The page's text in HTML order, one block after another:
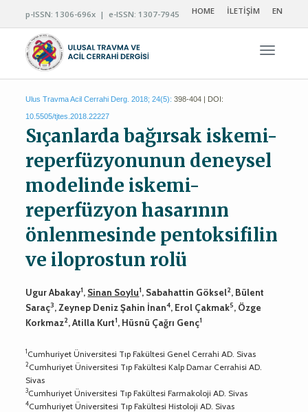
p-ISSN: 1306-696x | e-ISSN: 1307-7945 HOME İLETİŞİM EN
Ulus Travma Acil Cerrahi Derg. 2018; 24(5): 398-404 | DOI:
10.5505/tjtes.2018.22227
Sıçanlarda bağırsak iskemi-
reperfüzyonunun deneysel
modelinde iskemi-
reperfüzyon hasarının
önlenmesinde pentoksifilin
ve iloprostun rolü
Ugur Abakay1, Sinan Soylu1, Sabahattin Göksel2, Bülent
Saraç3, Zeynep Deniz Şahin İnan4, Erol Çakmak5, Özge
Korkmaz2, Atilla Kurt1, Hüsnü Çağrı Genç1
1Cumhuriyet Üniversitesi Tıp Fakültesi Genel Cerrahi AD. Sivas
2Cumhuriyet Üniversitesi Tıp Fakültesi Kalp Damar Cerrahisi AD.
Sivas
3Cumhuriyet Üniversitesi Tıp Fakültesi Farmakoloji AD. Sivas
4Cumhuriyet Üniversitesi Tıp Fakültesi Histoloji AD. Sivas